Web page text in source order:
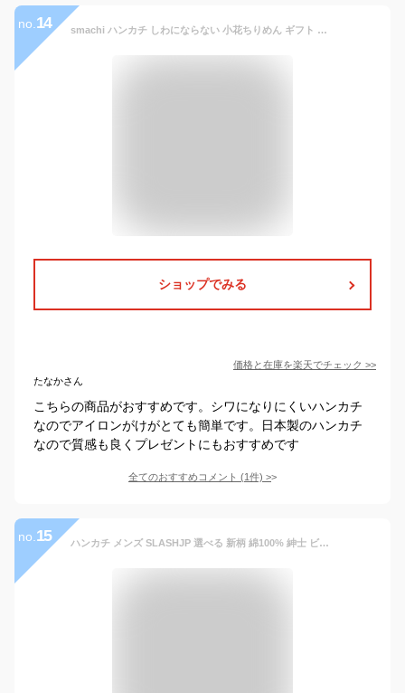
no. 14 smachi ハンカチ しわにならない 小花ちりめん ギフト レディース ノンアイロン ハンカチーフ スマチ 日本製 約25cm×25cm プレゼント 実用的 花柄 贈り物 プチギフト ビジネス メンズ 子供 大人 おしゃれ バレンタイン 入学 卒業 誕生日
ショップでみる
価格と在庫を楽天でチェック >>
たなかさん
こちらの商品がおすすめです。シワになりにくいハンカチ
なのでアイロンがけがとても簡単です。日本製のハンカチ
なので質感も良くプレゼントにもおすすめです
全てのおすすめコメント (1件) >
no. 15 ハンカチ メンズ SLASHJP 選べる 新柄 綿100% 紳士 ビジネスマンハンカチ はんかち 父の日 ギフト 通勤 ビジネス 43*43 大判 Handkerchief 3枚/6枚セット ギフトボックス付 (セットC)